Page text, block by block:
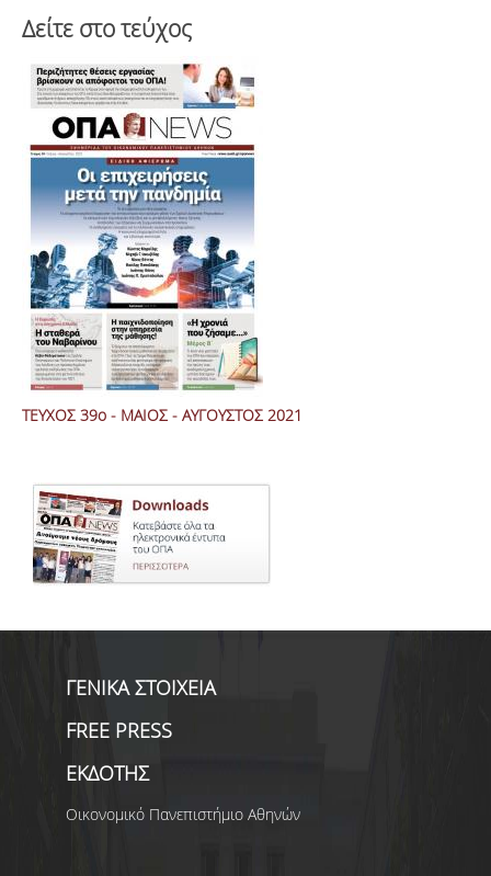
Δείτε στο τεύχος
ΤΕΥΧΟΣ 39ο - MΑΙΟΣ - ΑΥΓΟΥΣΤΟΣ 2021
ΓΕΝΙΚΑ ΣΤΟΙΧΕΙΑ
FREE PRESS
ΕΚΔΟΤΗΣ
Οικονομικό Πανεπιστήμιο Αθηνών